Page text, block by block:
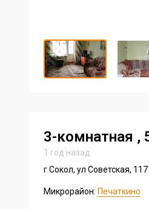
1
of
13
13
3-комнатная ,
1 год назад
г Сокол, ул Советская, 117
Микрорайон: Печаткино